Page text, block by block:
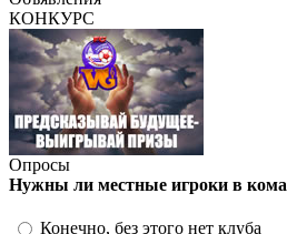
КОНКУРС
Опросы
Нужны ли местные игроки в
Конечно, без этого нет клуба